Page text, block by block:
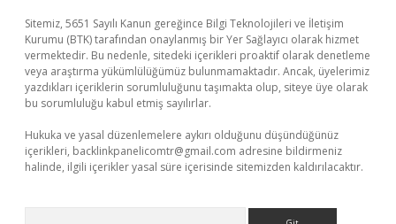
Sitemiz, 5651 Sayılı Kanun gereğince Bilgi Teknolojileri ve İletişim
Kurumu (BTK) tarafından onaylanmış bir Yer Sağlayıcı olarak hizmet
vermektedir. Bu nedenle, sitedeki içerikleri proaktif olarak denetleme
veya araştırma yükümlülüğümüz bulunmamaktadır. Ancak, üyelerimiz
yazdıkları içeriklerin sorumluluğunu taşımakta olup, siteye üye olarak
bu sorumluluğu kabul etmiş sayılırlar.
Hukuka ve yasal düzenlemelere aykırı olduğunu düşündüğünüz
içerikleri, backlinkpanelicomtr@gmail.com adresine bildirmeniz
halinde, ilgili içerikler yasal süre içerisinde sitemizden kaldırılacaktır.